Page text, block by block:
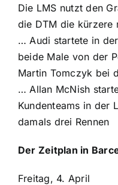
Die LMS nutzt den
die DTM die kürzere
… Audi startete in
beide Male von der
Martin Tomczyk bei
… Allan McNish
Kundenteams in der
damals drei Rennen
Der Zeitplan in
Freitag, 4. April